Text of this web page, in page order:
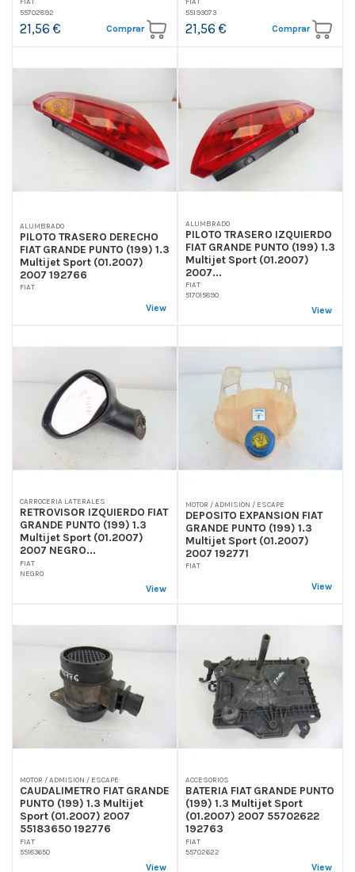
55702892
21,56 € Comprar
55193073
21,56 € Comprar
ALUMBRADO
PILOTO TRASERO DERECHO
FIAT GRANDE PUNTO (199) 1.3
Multijet Sport (01.2007)
2007 192766
FIAT
View
ALUMBRADO
PILOTO TRASERO IZQUIERDO
FIAT GRANDE PUNTO (199) 1.3
Multijet Sport (01.2007)
2007...
FIAT
517015890
View
CARROCERIA LATERALES
RETROVISOR IZQUIERDO FIAT
GRANDE PUNTO (199) 1.3
Multijet Sport (01.2007)
2007 NEGRO...
FIAT
NEGRO
View
MOTOR / ADMISION / ESCAPE
DEPOSITO EXPANSION FIAT
GRANDE PUNTO (199) 1.3
Multijet Sport (01.2007)
2007 192771
FIAT
View
MOTOR / ADMISION / ESCAPE
CAUDALIMETRO FIAT GRANDE
PUNTO (199) 1.3 Multijet
Sport (01.2007) 2007
55183650 192776
FIAT
55183650
View
ACCESORIOS
BATERIA FIAT GRANDE PUNTO
(199) 1.3 Multijet Sport
(01.2007) 2007 55702622
192763
FIAT
55702622
View